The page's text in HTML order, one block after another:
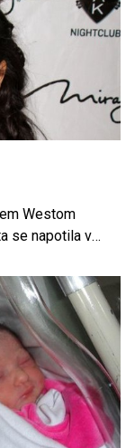
s
Ne zamudite
ob 20.30
in
torto
Westom
se napotila v
na vsakem
ni skrivala
je ponosno